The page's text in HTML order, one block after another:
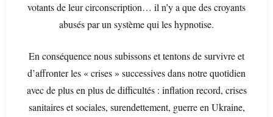
votants de leur circonscription… il n’y a que des croyants
abusés par un système qui les hypnotise.
En conséquence nous subissons et tentons de survivre et
d’affronter les « crises » successives dans notre quotidien
avec de plus en plus de difficultés : inflation record, crises
sanitaires et sociales, surendettement, guerre en Ukraine,